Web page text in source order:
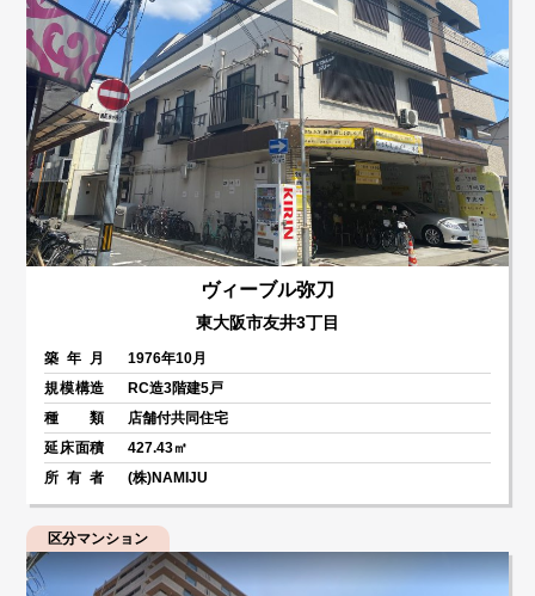
ヴィーブル弥刀
東大阪市友井3丁目
築年月
1976年10月
規模構造
RC造3階建5戸
種類
店舗付共同住宅
延床面積
427.43㎡
所有者
(株)NAMIJU
区分マンション